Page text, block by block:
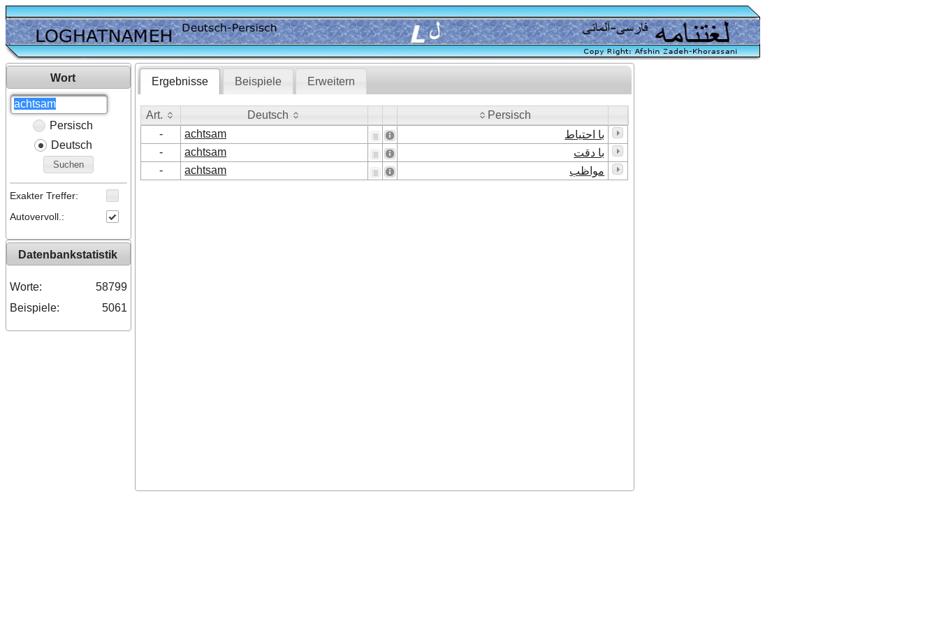
Wort
Persisch
Deutsch
Suchen
Exakter Treffer:
Autovervoll.:
Datenbankstatistik
Worte:
58799
Beispiele:
5061
Ergebnisse Beispiele Erweitern
Art. Deutsch
Persisch
- achtsam
با احتیاط
-
achtsam
با دقت
-
achtsam مواظب